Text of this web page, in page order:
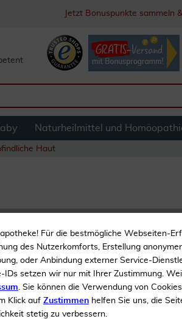
Jetzt Bonuspunkte sammeln
Naturheilmittel und
Haut
Eubos Anti-Age
Nachfüllbeutel 50
Fördert die
Glattere, aufgepolsterte
Für die bestmögliche Webseiten-
des Nutzerkomforts, Erstellung
oder Anbindung externer Service-
setzen wir nur mit Ihrer Zustimmung.
. Sie können die Verwendung von Cookies
Klick auf Zustimmen helfen Sie uns, die
stetig zu verbessern.